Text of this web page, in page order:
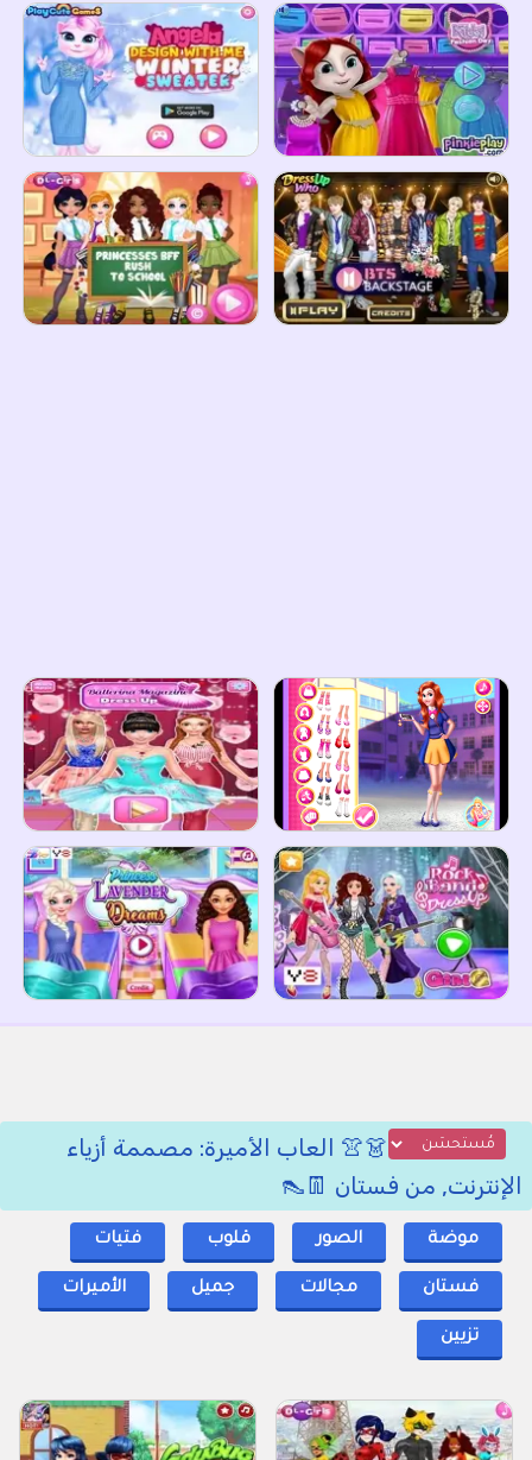
👗👚 العاب الأميرة: مصممة أزياء
الإنترنت, من فستان 👖👠
موضة الصور قلوب فتيات
فستان مجالات جميل الأميرات
تزيين